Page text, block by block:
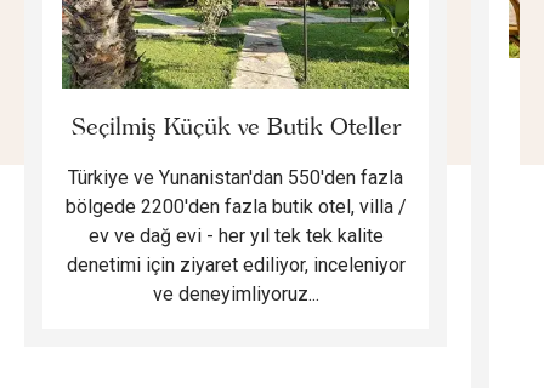
Seçilmiş Küçük ve Butik Oteller
Türkiye ve Yunanistan'dan 550'den fazla
bölgede 2200'den fazla butik otel, villa /
ev ve dağ evi - her yıl tek tek kalite
denetimi için ziyaret ediliyor, inceleniyor
ve deneyimliyoruz...